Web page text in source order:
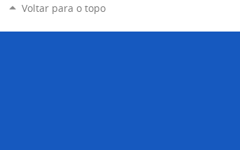
Voltar para o topo